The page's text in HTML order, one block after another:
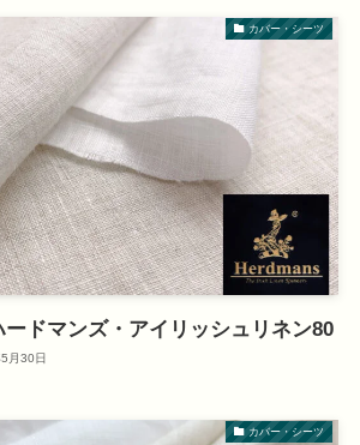
カバー・シーツ
ドマンズ・アイリッシュリネン80
月30日
カバー・シーツ